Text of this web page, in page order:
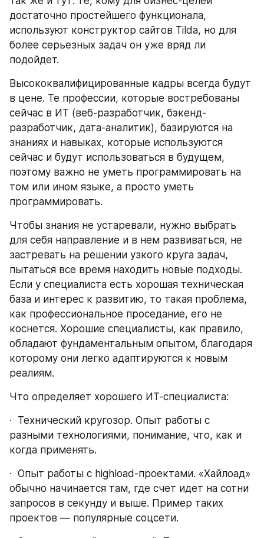
достаточно простейшего функционала,
используют конструктор сайтов Tilda, но для
более серьезных задач он уже вряд ли
подойдет.
Высококвалифицированные кадры всегда будут
в цене. Те профессии, которые востребованы
сейчас в ИТ (веб-разработчик, бэкенд-
разработчик, дата-аналитик), базируются на
знаниях и навыках, которые используются
сейчас и будут использоваться в будущем,
поэтому важно не уметь программировать на
том или ином языке, а просто уметь
программировать.
Чтобы знания не устаревали, нужно выбрать
для себя направление и в нем развиваться, не
застревать на решении узкого круга задач,
пытаться все время находить новые подходы.
Если у специалиста есть хорошая техническая
база и интерес к развитию, то такая проблема,
как профессиональное проседание, его не
коснется. Хорошие специалисты, как правило,
обладают фундаментальным опытом, благодаря
которому они легко адаптируются к новым
реалиям.
Что определяет хорошего ИТ-специалиста:
·  Технический кругозор. Опыт работы с
разными технологиями, понимание, что, как и
когда применять.
·  Опыт работы с highload-проектами. «Хайлоад»
обычно начинается там, где счет идет на сотни
запросов в секунду и выше. Пример таких
проектов ― популярные соцсети.